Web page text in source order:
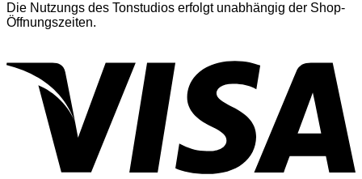
Die Nutzungs des Tonstudios erfolgt unabhängig der Shop-
Öffnungszeiten.